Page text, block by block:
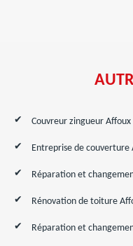
Couvreur zingueur Affoux
Entreprise de couverture
Réparation et
Rénovation de toiture
Réparation et